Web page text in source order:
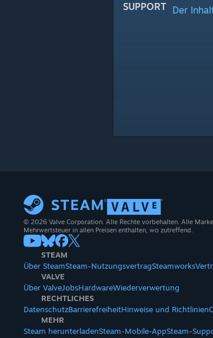
SUPPORT Der
© 2026 Valve Corporation. Alle Rechte vorbehalten. Alle
Mehrwertsteuer in allen Preisen enthalten, wo zutreffend.
STEAM
Über SteamSteam-NutzungsvertragSteamworks
VALVE
Über ValveJobsHardwareWiederverwertung
RECHTLICHES
DatenschutzBarrierefreiheitHinweise und Richtlinien
MEHR
Steam herunterladenSteam-Mobile-AppSteam-